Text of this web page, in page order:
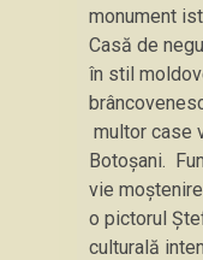
monument
Casă de
în stil
multor case
Botoșani.
vie
o pictorul
culturală